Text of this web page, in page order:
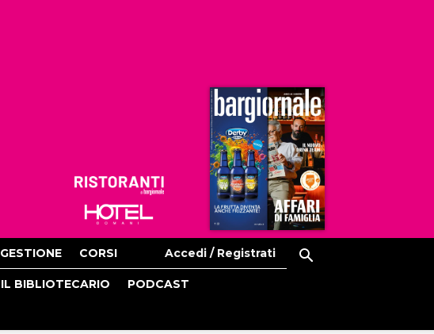
Ristoranti
Hoteldomani
GESTIONE CORSI Accedi / Registrati
IL BIBLIOTECARIO PODCAST